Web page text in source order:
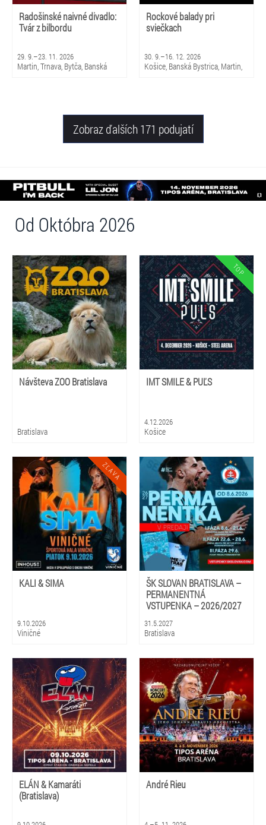
Radošinské naivné divadlo:
Tvár z bilbordu
29. 9.–23. 11. 2026
Martin, Trnava, Bytča, Banská
Rockové balady pri
sviečkach
30. 9.–16. 12. 2026
Košice, Banská Bystrica, Martin,
Žilina
Zobraz ďalších 171 podujatí
Od Októbra 2026
Návšteva ZOO Bratislava
Bratislava
IMT SMILE & PUĽS
4.12.2026
Košice
KALI & SIMA
9.10.2026
Viničné
ŠK SLOVAN BRATISLAVA –
PERMANENTNÁ
VSTUPENKA – 2026/2027
31.5.2027
Bratislava
ELÁN & Kamaráti
(Bratislava)
André Rieu